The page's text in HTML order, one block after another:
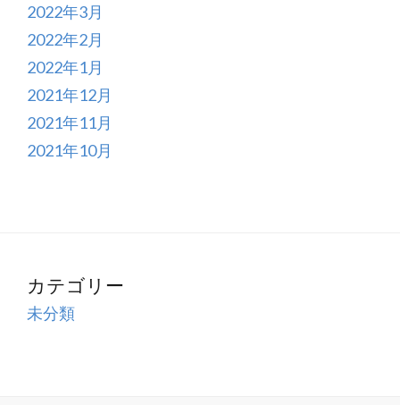
2022年3月
2022年2月
2022年1月
2021年12月
2021年11月
2021年10月
カテゴリー
未分類